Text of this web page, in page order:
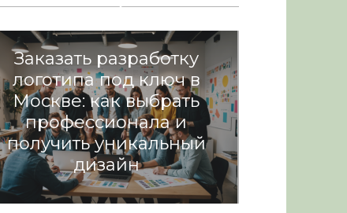
для видеонаблюдения
дома
Разное
Заказать разработку
логотипа под ключ в
Москве: как выбрать
профессионала и
получить уникальный
дизайн
Разное